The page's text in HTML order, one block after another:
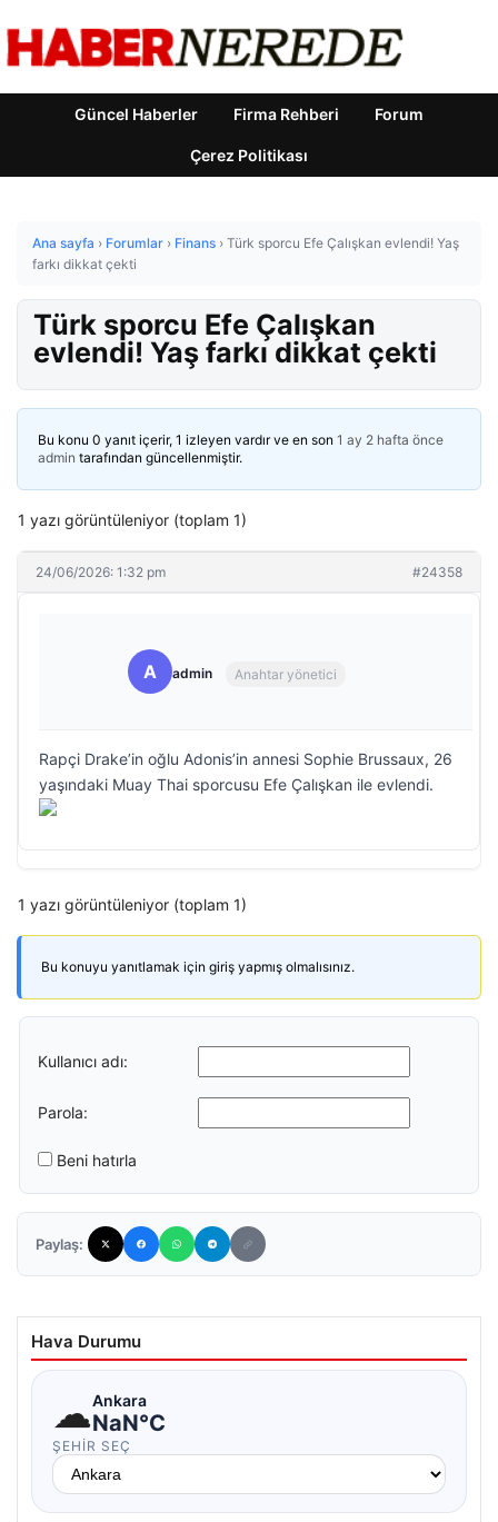
Güncel Haberler Firma Rehberi Forum
Çerez Politikası
Ana sayfa › Forumlar › Finans › Türk sporcu Efe Çalışkan evlendi! Yaş
farkı dikkat çekti
Türk sporcu Efe Çalışkan
evlendi! Yaş farkı dikkat çekti
Bu konu 0 yanıt içerir, 1 izleyen vardır ve en son 1 ay 2 hafta önce
admin tarafından güncellenmiştir.
1 yazı görüntüleniyor (toplam 1)
24/06/2026: 1:32 pm #24358
A admin Anahtar yönetici
Rapçi Drake’in oğlu Adonis’in annesi Sophie Brussaux, 26
yaşındaki Muay Thai sporcusu Efe Çalışkan ile evlendi.
1 yazı görüntüleniyor (toplam 1)
Bu konuyu yanıtlamak için giriş yapmış olmalısınız.
Kullanıcı adı:
Parola:
Beni hatırla
Paylaş:
Hava Durumu
☁Ankara
NaN°C
ŞEHIR SEÇ